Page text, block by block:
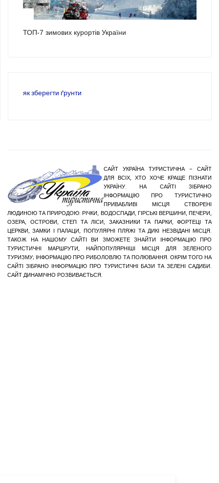
ТОП-7 зимових курортів України
як зберегти ґрунти
САЙТ УКРАЇНА ТУРИСТИЧНА – САЙТ
ДЛЯ ВСІХ, ХТО ХОЧЕ КРАЩЕ ПІЗНАТИ
УКРАЇНУ. НА САЙТІ ЗІБРАНО
ІНФОРМАЦІЮ ПРО ТУРИСТИЧНО
ПРИВАБЛИВІ МІСЦЯ СТВОРЕНІ
ЛЮДИНОЮ ТА ПРИРОДОЮ: РІЧКИ, ВОДОСПАДИ, ГІРСЬКІ ВЕРШИНИ, ПЕЧЕРИ,
ОЗЕРА, ОСТРОВИ, СТЕП ТА ЛІСИ, ЗАКАЗНИКИ ТА ПАРКИ, ФОРТЕЦІ ТА
ЦЕРКВИ, ЗАМКИ І ПАЛАЦИ, ПОПУЛЯРНІ ПЛЯЖІ ТА ДИКІ НЕЗВІДАНІ МІСЦЯ.
ТАКОЖ НА НАШОМУ САЙТІ ВИ ЗМОЖЕТЕ ЗНАЙТИ ІНФОРМАЦІЮ ПРО
ТУРИСТИЧНІ МАРШРУТИ, НАЙПОПУЛЯРНІШІ МІСЦЯ ДЛЯ ЗЕЛЕНОГО
ТУРИЗМУ; ІНФОРМАЦІЮ ПРО РИБОЛОВЛЮ ТА ПОЛЮВАННЯ. ОКРІМ ТОГО НА
САЙТІ ЗІБРАНО ІНФОРМАЦІЮ ПРО ТУРИСТИЧНІ БАЗИ ТА ЗЕЛЕНІ САДИБИ.
САЙТ ДИНАМІЧНО РОЗВИВАЄТЬСЯ.